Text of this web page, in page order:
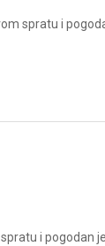
spratu i
i pogodan